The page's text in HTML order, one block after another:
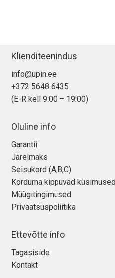
Klienditeenindus
info@upin.ee
+372 5648 6435
(E-R kell 9:00 – 19:00)
Oluline info
Garantii
Järelmaks
Seisukord (A,B,C)
Korduma kippuvad küsimused
Müügitingimused
Privaatsuspoliitika
Ettevõtte info
Tagasiside
Kontakt